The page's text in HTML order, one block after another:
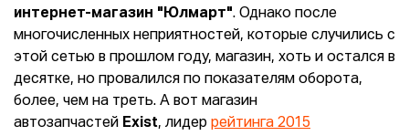
интернет-магазин "Юлмарт". Однако после
многочисленных неприятностей, которые случились с
этой сетью в прошлом году, магазин, хоть и остался в
десятке, но провалился по показателям оборота,
более, чем на треть. А вот магазин
автозапчастей Exist, лидер рейтинга 2015